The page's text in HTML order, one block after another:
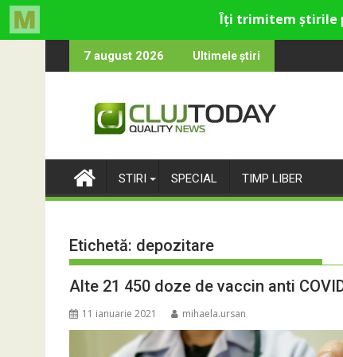
to
7 august 2026 Ultimele știri
cultural și de divertisment din Cluj-Napoca
devine o întrebare
STIRI SPECIAL TIMP LIBER
Etichetă: depozitare
Alte 21 450 doze de vaccin anti
11 ianuarie 2021 mihaela.ursan